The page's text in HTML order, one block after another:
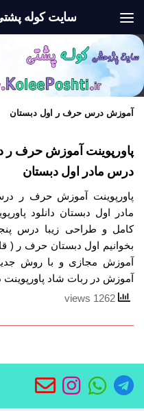
سایت کوله
آموزش درس حرف ر اول دبستان
پاورپوینت آموزش حرف
درس مادر اول دبستان
پاورپوینت آموزش حرف ر
مادر اول دبستان دانلود
کامل و طراحی زیبا درس
بخوانیم اول دبستان حرف ر (
آموزش مجازی و با روش
آموزش در ربات شاد